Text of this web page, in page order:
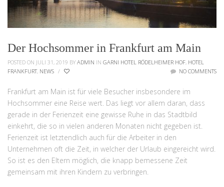
Der Hochsommer in Frankfurt am Main
POSTED ON JULI 31, 2019 BY ADMIN IN GARNI HOTEL RÖDELHEIMER HOF, HOTEL
FRANKFURT, NEWS / NO COMMENTS
Frankfurt am Main ist für viele Besucher insbesondere im
Hochsommer eine Reise wert. Das liegt vor allem daran, dass
gerade in der Ferienzeit eine gewisse Ruhe in das Stadtbild
einkehrt, die so in vielen anderen Monaten nicht gegeben ist.
Ferienzeit ist letztendlich auch für die Arbeiter in den
Unternehmen oft die Zeit, in welcher der Urlaub eingereicht wird.
So ist es den Eltern möglich, die knapp bemessene Zeit
gemeinsam mit ihren Kindern zu verbringen.